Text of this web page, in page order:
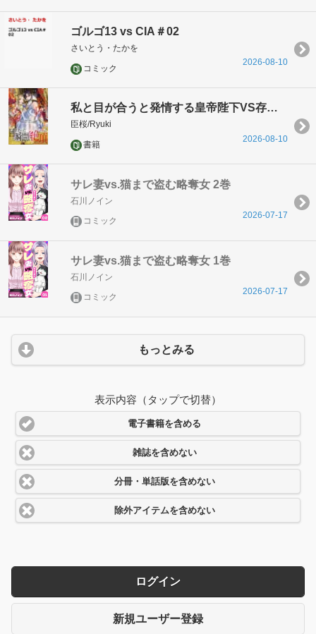
ゴルゴ13 vs CIA＃02
さいとう・たかを
コミック
2026-08-10
私と目が合うと発情する皇帝陛下VS存在感ゼロの甘イキ令嬢 両想いなのに見つめ合うことができません
臣桜/Ryuki
書籍
2026-08-10
サレ妻vs.猫まで盗む略奪女 2巻
石川ノイン
コミック
2026-07-17
サレ妻vs.猫まで盗む略奪女 1巻
石川ノイン
コミック
2026-07-17
もっとみる
表示内容（タップで切替）
電子書籍を含める
雑誌を含めない
分冊・単話版を含めない
除外アイテムを含めない
ログイン
新規ユーザー登録